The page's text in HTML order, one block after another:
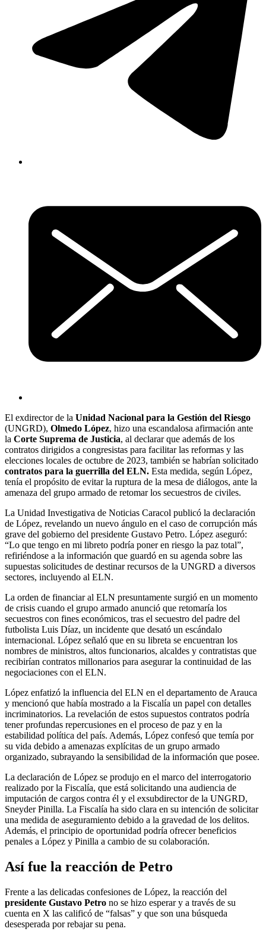
El exdirector de la Unidad Nacional para la Gestión del Riesgo
(UNGRD), Olmedo López, hizo una escandalosa afirmación ante
la Corte Suprema de Justicia, al declarar que además de los
contratos dirigidos a congresistas para facilitar las reformas y las
elecciones locales de octubre de 2023, también se habrían solicitado
contratos para la guerrilla del ELN. Esta medida, según López,
tenía el propósito de evitar la ruptura de la mesa de diálogos, ante la
amenaza del grupo armado de retomar los secuestros de civiles.
La Unidad Investigativa de Noticias Caracol publicó la declaración
de López, revelando un nuevo ángulo en el caso de corrupción más
grave del gobierno del presidente Gustavo Petro. López aseguró:
“Lo que tengo en mi libreto podría poner en riesgo la paz total”,
refiriéndose a la información que guardó en su agenda sobre las
supuestas solicitudes de destinar recursos de la UNGRD a diversos
sectores, incluyendo al ELN.
La orden de financiar al ELN presuntamente surgió en un momento
de crisis cuando el grupo armado anunció que retomaría los
secuestros con fines económicos, tras el secuestro del padre del
futbolista Luis Díaz, un incidente que desató un escándalo
internacional. López señaló que en su libreta se encuentran los
nombres de ministros, altos funcionarios, alcaldes y contratistas que
recibirían contratos millonarios para asegurar la continuidad de las
negociaciones con el ELN.
López enfatizó la influencia del ELN en el departamento de Arauca
y mencionó que había mostrado a la Fiscalía un papel con detalles
incriminatorios. La revelación de estos supuestos contratos podría
tener profundas repercusiones en el proceso de paz y en la
estabilidad política del país. Además, López confesó que temía por
su vida debido a amenazas explícitas de un grupo armado
organizado, subrayando la sensibilidad de la información que posee.
La declaración de López se produjo en el marco del interrogatorio
realizado por la Fiscalía, que está solicitando una audiencia de
imputación de cargos contra él y el exsubdirector de la UNGRD,
Sneyder Pinilla. La Fiscalía ha sido clara en su intención de solicitar
una medida de aseguramiento debido a la gravedad de los delitos.
Además, el principio de oportunidad podría ofrecer beneficios
penales a López y Pinilla a cambio de su colaboración.
Así fue la reacción de Petro
Frente a las delicadas confesiones de López, la reacción del
presidente Gustavo Petro no se hizo esperar y a través de su
cuenta en X las calificó de “falsas” y que son una búsqueda
desesperada por rebajar su pena.